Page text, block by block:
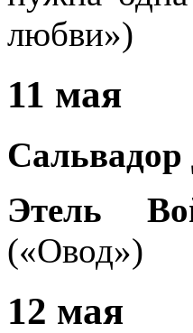
любви»)
11 мая
Этель
(«Овод»)
12 мая